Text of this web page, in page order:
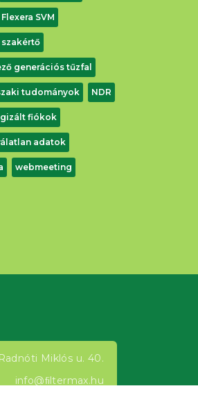
Flexera SVM
generációs tűzfal
tudományok NDR
fiókok
adatok
webmeeting
Miklós u. 40.
info@ﬁltermax.hu